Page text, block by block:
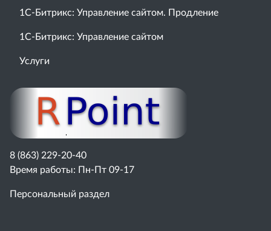
1С-Битрикс: Управление сайтом. Продление
1С-Битрикс: Управление сайтом
Услуги
8 (863) 229-20-40
Время работы: Пн-Пт 09-17
Персональный раздел